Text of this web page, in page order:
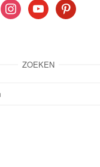
instagramyoutubepinterest
ZOEKEN